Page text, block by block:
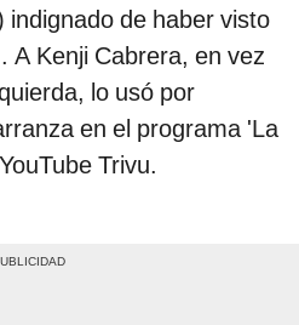
de haber visto
A Kenji Cabrera, en vez
lo usó por
en el programa 'La
Trivu.